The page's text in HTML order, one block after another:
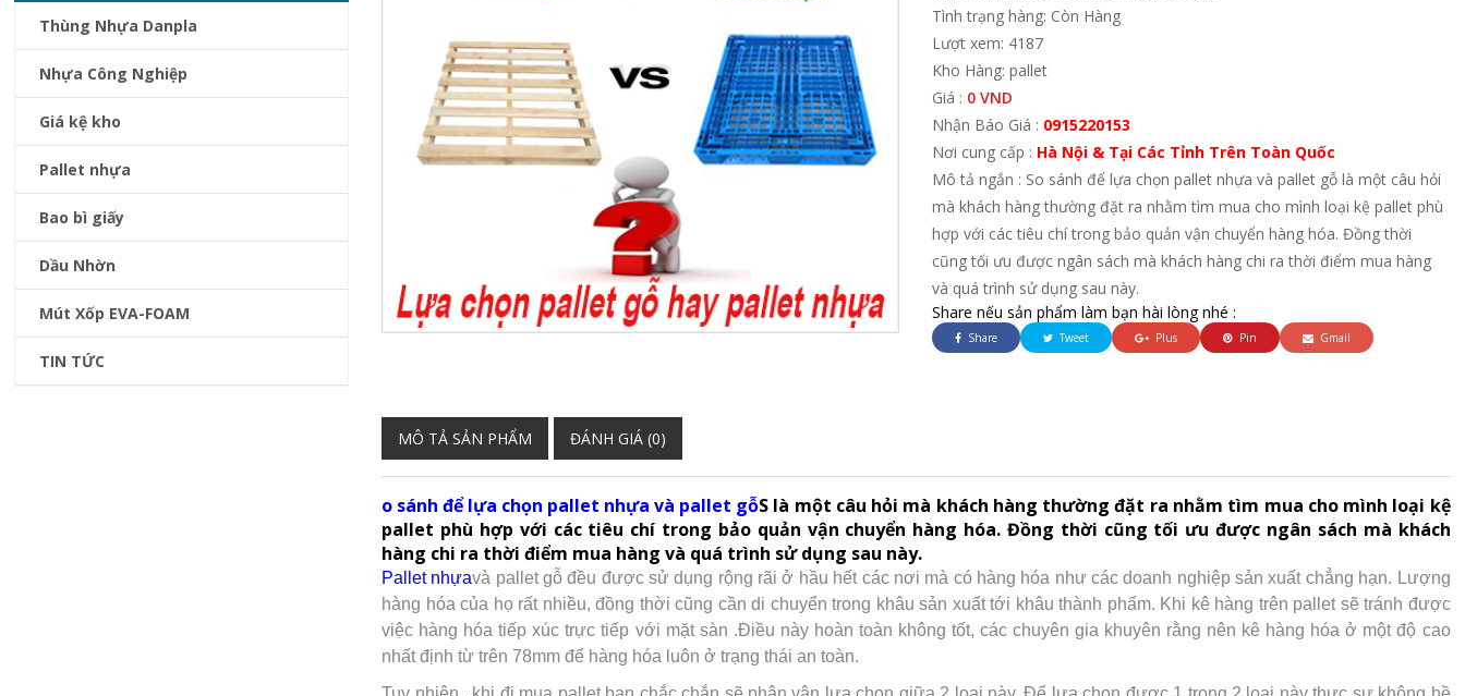
Thùng Nhựa Danpla
Nhựa Công Nghiệp
Giá kệ kho
Pallet nhựa
Bao bì giấy
Dầu Nhờn
Mút Xốp EVA-FOAM
TIN TỨC
Tình trạng hàng: Còn Hàng
Lượt xem: 4187
Kho Hàng: pallet
Giá : 0 VND
Nhận Báo Giá : 0915220153
Nơi cung cấp : Hà Nội & Tại Các Tỉnh Trên Toàn Quốc
Mô tả ngắn : So sánh để lựa chọn pallet nhựa và pallet gỗ là một câu hỏi
mà khách hàng thường đặt ra nhằm tìm mua cho mình loại kệ pallet phù
hợp với các tiêu chí trong bảo quản vận chuyển hàng hóa. Đồng thời
cũng tối ưu được ngân sách mà khách hàng chi ra thời điểm mua hàng
và quá trình sử dụng sau này.
Share nếu sản phẩm làm bạn hài lòng nhé :
Share Tweet Plus Pin Gmail
MÔ TẢ SẢN PHẨM ĐÁNH GIÁ (0)
S
o sánh để lựa chọn pallet nhựa và pallet gỗ
là một câu hỏi mà khách hàng thường đặt ra nhằm tìm mua cho mình loại kệ
pallet phù hợp với các tiêu chí trong bảo quản vận chuyển hàng hóa. Đồng thời cũng tối ưu được ngân sách mà khách
hàng chi ra thời điểm mua hàng và quá trình sử dụng sau này.
Pallet nhựavà pallet gỗ đều được sử dụng rộng rãi ở hầu hết các nơi mà có hàng hóa như các doanh nghiệp sản xuất chẳng hạn. Lượng
hàng hóa của họ rất nhiều, đồng thời cũng cần di chuyển trong khâu sản xuất tới khâu thành phẩm. Khi kê hàng trên pallet sẽ tránh được
việc hàng hóa tiếp xúc trực tiếp với mặt sàn .Điều này hoàn toàn không tốt, các chuyên gia khuyên rằng nên kê hàng hóa ở một độ cao
nhất định từ trên 78mm để hàng hóa luôn ở trạng thái an toàn.